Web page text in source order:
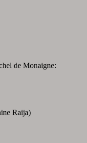
de Monaigne:
Raija)